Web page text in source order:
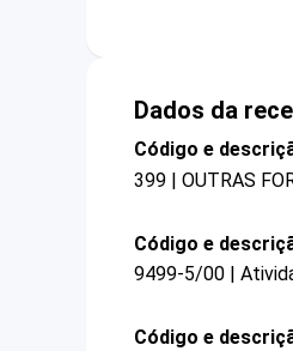
Dados da
Código e
399 | OUTRAS
Código e
9499-5/00 |
Código e